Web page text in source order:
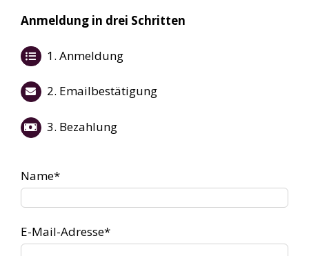
Anmeldung in drei Schritten
1. Anmeldung
2. Emailbestätigung
3. Bezahlung
Name*
E-Mail-Adresse*